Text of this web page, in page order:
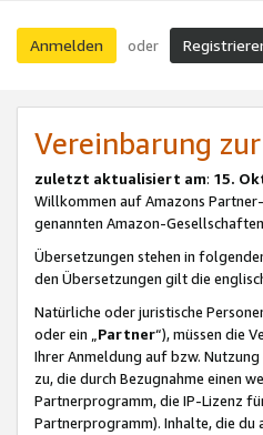
Anmelden oder
Vereinbarung
zuletzt aktualisiert am: 15.
Willkommen auf Amazons
genannten Amazon-
Übersetzungen stehen in
den Übersetzungen gilt die
Natürliche oder juristische
oder ein „Partner“), müssen die
Ihrer Anmeldung auf bzw.
zu, die durch Bezugnahme einen
Partnerprogramm, die IP-Lizenz
Partnerprogramm). Inhalte, die du